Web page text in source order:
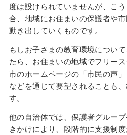
度は設けられていませんが、こ
合、地域にお住まいの保護者や
動き出していくものです。
もしお子さまの教育環境につい
たら、お住まいの地域でフリー
市のホームページの「市民の声
などを通じて要望されることも
す。
他の自治体では、保護者グルー
きかけにより、段階的に支援制